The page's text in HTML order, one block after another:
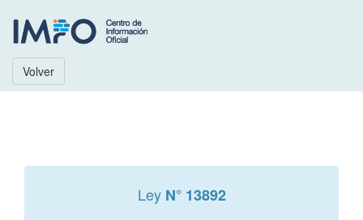
Volver
Ley N° 13892